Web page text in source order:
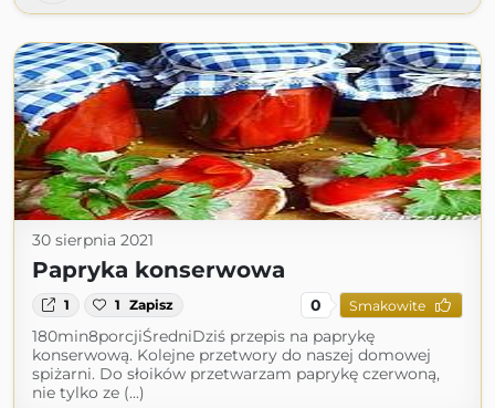
30 sierpnia 2021
Papryka konserwowa
1 1 Zapisz 0 Smakowite
180min8porcjiŚredniDziś przepis na paprykę
konserwową. Kolejne przetwory do naszej domowej
spiżarni. Do słoików przetwarzam paprykę czerwoną,
nie tylko ze (...)